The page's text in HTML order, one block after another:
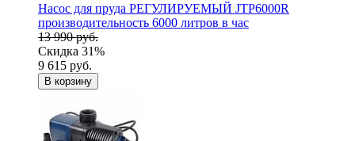
Насос для пруда РЕГУЛИРУЕМЫЙ JTP6000R
производительность 6000 литров в час
13 990 руб.
Скидка 31%
9 615 руб.
В корзину